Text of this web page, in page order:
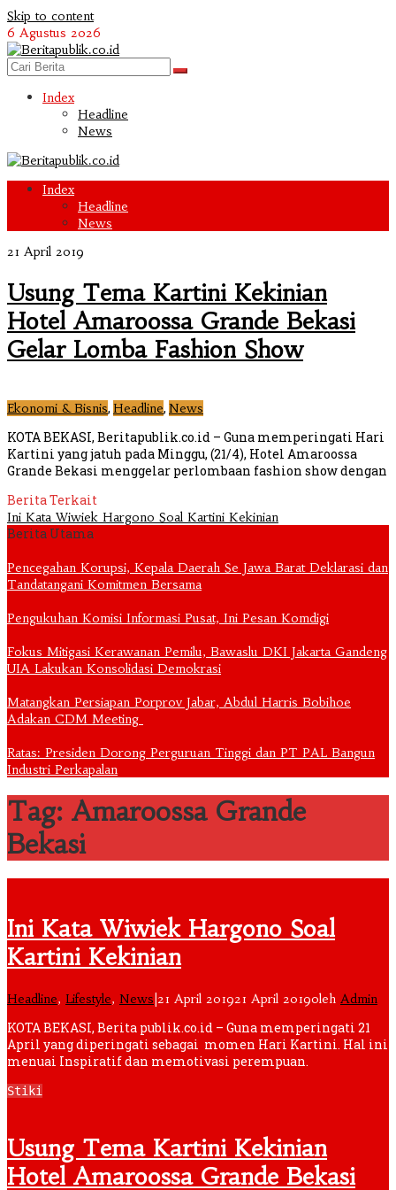
Skip to content
6 Agustus 2026
Index
Headline
News
Index
Headline
News
21 April 2019
Usung Tema Kartini Kekinian
Hotel Amaroossa Grande Bekasi
Gelar Lomba Fashion Show
Ekonomi & Bisnis, Headline, News
KOTA BEKASI, Beritapublik.co.id – Guna memperingati Hari
Kartini yang jatuh pada Minggu, (21/4), Hotel Amaroossa
Grande Bekasi menggelar perlombaan fashion show dengan
Berita Terkait
Ini Kata Wiwiek Hargono Soal Kartini Kekinian
Berita Utama
Pencegahan Korupsi, Kepala Daerah Se Jawa Barat Deklarasi dan
Tandatangani Komitmen Bersama
Pengukuhan Komisi Informasi Pusat, Ini Pesan Komdigi
Fokus Mitigasi Kerawanan Pemilu, Bawaslu DKI Jakarta Gandeng
UIA Lakukan Konsolidasi Demokrasi
Matangkan Persiapan Porprov Jabar, Abdul Harris Bobihoe
Adakan CDM Meeting
Ratas: Presiden Dorong Perguruan Tinggi dan PT PAL Bangun
Industri Perkapalan
Tag: Amaroossa Grande
Bekasi
Ini Kata Wiwiek Hargono Soal
Kartini Kekinian
Headline, Lifestyle, News 21 April 201921 April 2019oleh Admin
KOTA BEKASI, Berita publik.co.id – Guna memperingati 21
April yang diperingati sebagai momen Hari Kartini. Hal ini
menuai Inspiratif dan memotivasi perempuan.
Stiki
Usung Tema Kartini Kekinian
Hotel Amaroossa Grande Bekasi